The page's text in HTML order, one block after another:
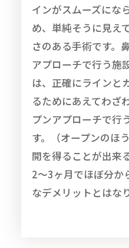
インがスムーズにな
め、単純そうに見え
さのある手術です。
アプローチで行う施
は、正確にラインと
るためにあえてわざ
プンアプローチで行
す。（オープンのほ
開を得ることが出来
2～3ヶ月でほぼ分か
なデメリットとはな